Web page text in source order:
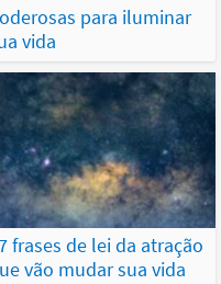
para iluminar
vida
frases de lei da atração
vão mudar sua vida